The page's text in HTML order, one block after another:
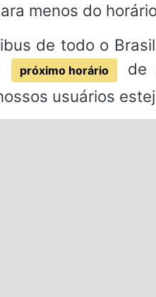
menos do
de todo o
próximo horário
de
usuários